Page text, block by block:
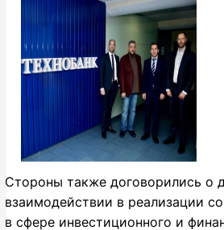
Стороны также договорились о
взаимодействии в реализации
в сфере инвестиционного и